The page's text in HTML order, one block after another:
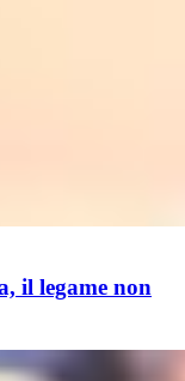
il legame non